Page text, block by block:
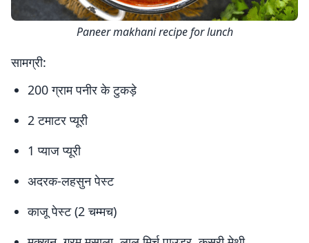
Paneer makhani recipe for lunch
सामग्री:
200 ग्राम पनीर के टुकड़े
2 टमाटर प्यूरी
1 प्याज प्यूरी
अदरक-लहसुन पेस्ट
काजू पेस्ट (2 चम्मच)